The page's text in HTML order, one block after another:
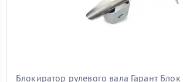
Блокиратор рулевого вала Гарант Блок